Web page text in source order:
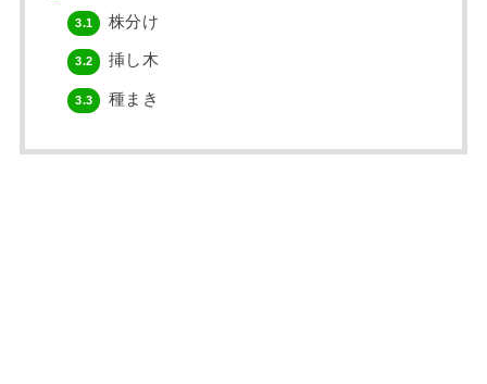
3.1 株分け
3.2 挿し木
3.3 種まき